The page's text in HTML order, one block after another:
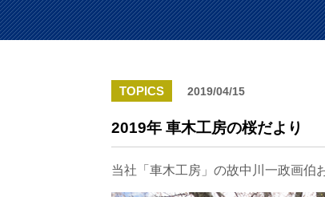
TOPICS 2019/04/15
2019年 車木工房の桜だより
当社「車木工房」の故中川一政画伯